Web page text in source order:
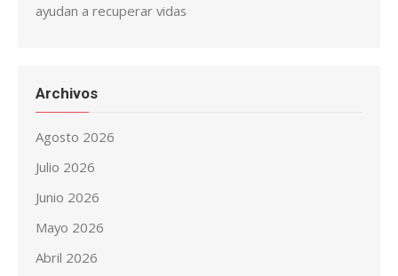
ayudan a recuperar vidas
Archivos
Agosto 2026
Julio 2026
Junio 2026
Mayo 2026
Abril 2026